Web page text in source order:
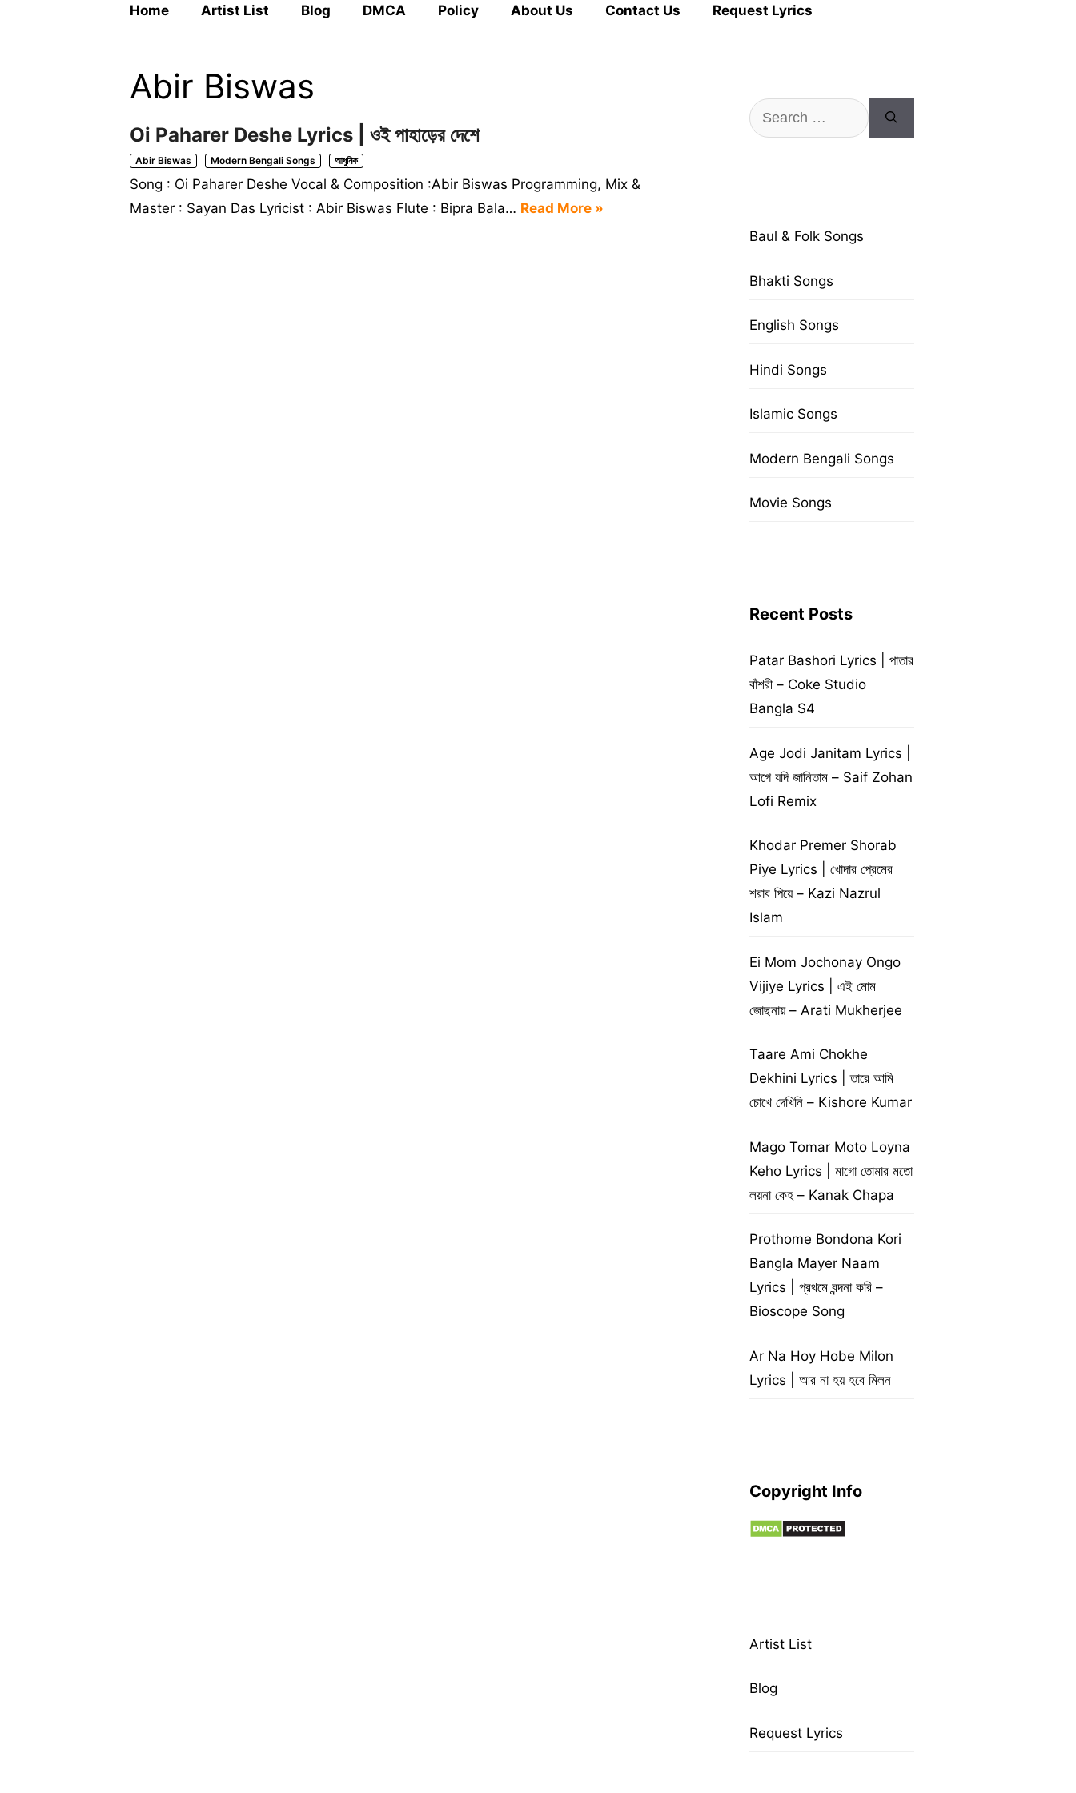
Home Artist List Blog DMCA Policy About Us Contact Us Request Lyrics
Abir Biswas
Oi Paharer Deshe Lyrics | ওই পাহাড়ের দেশে
Abir Biswas Modern Bengali Songs আধুনিক
Song : Oi Paharer Deshe Vocal & Composition :Abir Biswas Programming, Mix &
Master : Sayan Das Lyricist : Abir Biswas Flute : Bipra Bala… Read More »
Search
for:
Baul & Folk Songs
Bhakti Songs
English Songs
Hindi Songs
Islamic Songs
Modern Bengali Songs
Movie Songs
Recent Posts
Patar Bashori Lyrics | পাতার
বাঁশরী – Coke Studio
Bangla S4
Age Jodi Janitam Lyrics |
আগে যদি জানিতাম – Saif Zohan
Lofi Remix
Khodar Premer Shorab
Piye Lyrics | খোদার প্রেমের
শরাব পিয়ে – Kazi Nazrul
Islam
Ei Mom Jochonay Ongo
Vijiye Lyrics | এই মোম
জোছনায় – Arati Mukherjee
Taare Ami Chokhe
Dekhini Lyrics | তারে আমি
চোখে দেখিনি – Kishore Kumar
Mago Tomar Moto Loyna
Keho Lyrics | মাগো তোমার মতো
লয়না কেহ – Kanak Chapa
Prothome Bondona Kori
Bangla Mayer Naam
Lyrics | প্রথমে বন্দনা করি –
Bioscope Song
Ar Na Hoy Hobe Milon
Lyrics | আর না হয় হবে মিলন
Copyright Info
Artist List
Blog
Request Lyrics